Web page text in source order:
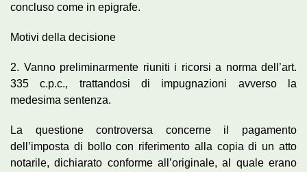
concluso come in epigrafe.
Motivi della decisione
2. Vanno preliminarmente riuniti i ricorsi a norma dell’art.
335 c.p.c., trattandosi di impugnazioni avverso la
medesima sentenza.
La questione controversa concerne il pagamento
dell’imposta di bollo con riferimento alla copia di un atto
notarile, dichiarato conforme all’originale, al quale erano